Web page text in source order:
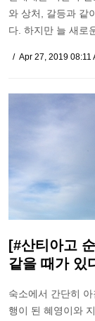
와 상처, 갈등과 같
다. 하지만 늘 새로
Apr 27, 2019 08:11
[#산티아고
같을 때가 있
숙소에서 간단히
행이 된 혜영이와